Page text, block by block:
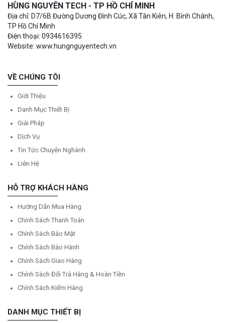
HÙNG NGUYÊN TECH - TP HỒ CHÍ MINH
Địa chỉ: D7/6B Đường Dương Đình Cúc, Xã Tân Kiên, H. Bình Chánh,
TP Hồ Chí Minh
Điện thoại: 0934616395
Website: www.hungnguyentech.vn
VỀ CHÚNG TÔI
Giới Thiệu
Danh Mục Thiết Bị
Giải Pháp
Dịch Vụ
Tin Tức Chuyên Nghành
Liên Hệ
HỖ TRỢ KHÁCH HÀNG
Hướng Dẫn Mua Hàng
Chính Sách Thanh Toán
Chính Sách Bảo Mật
Chính Sách Bảo Hành
Chính Sách Giao Hàng
Chính Sách Đổi Trả Hàng & Hoàn Tiền
Chính Sách Kiểm Hàng
DANH MỤC THIẾT BỊ